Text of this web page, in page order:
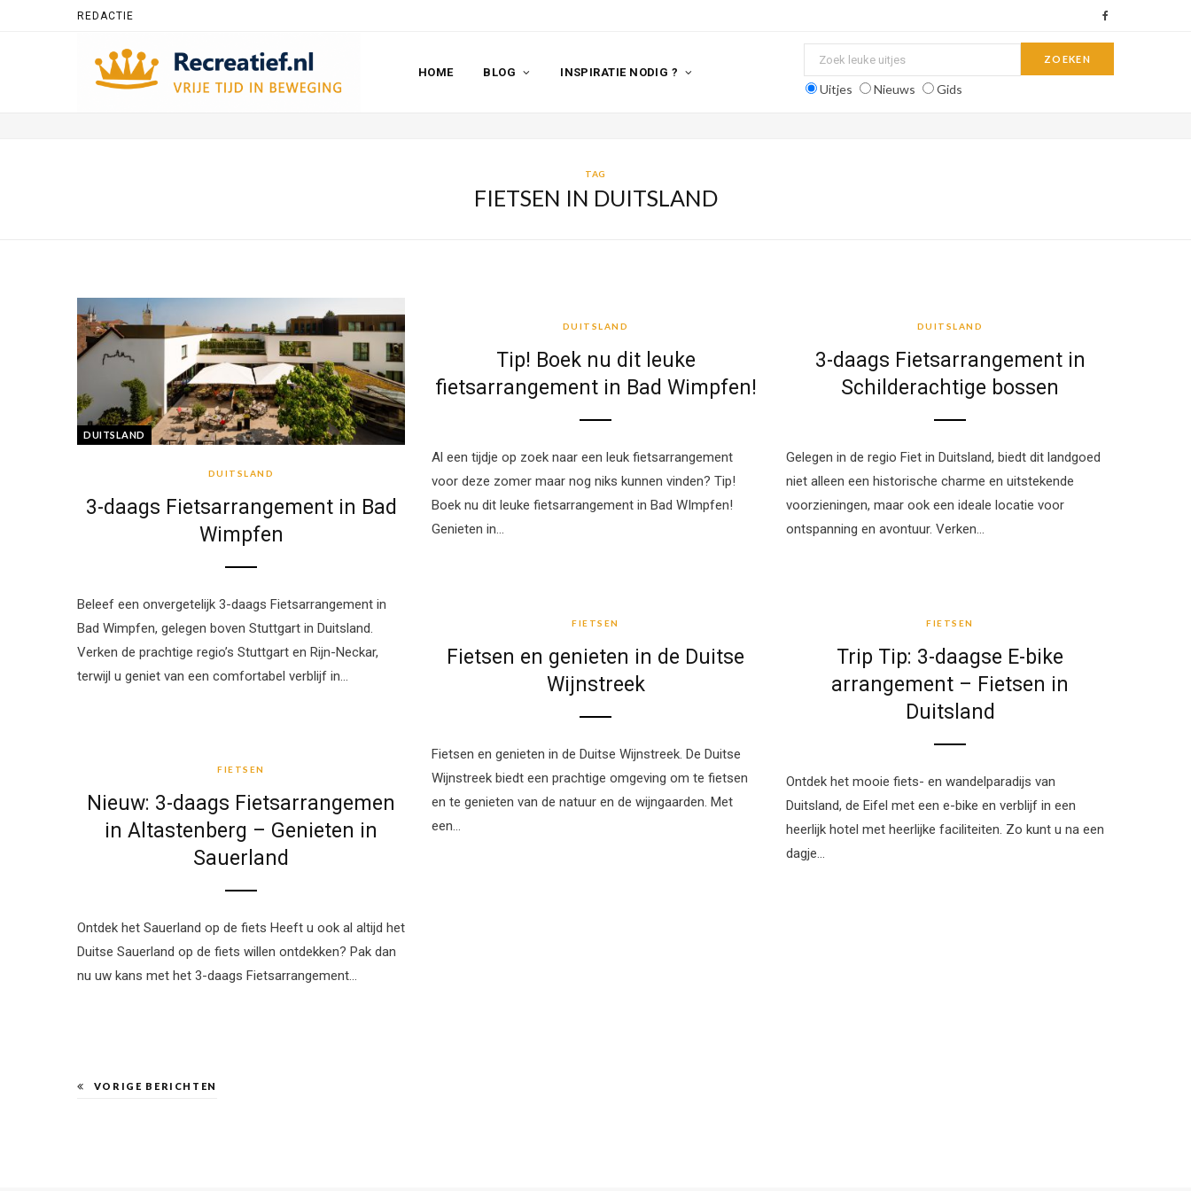
REDACTIE
c
HOME BLOG INSPIRATIE NODIG ?
Uitjes Nieuws Gids
TAG
FIETSEN IN DUITSLAND
DUITSLAND
DUITSLAND
3-daags Fietsarrangement in Bad
Wimpfen
Beleef een onvergetelijk 3-daags Fietsarrangement in
Bad Wimpfen, gelegen boven Stuttgart in Duitsland.
Verken de prachtige regio’s Stuttgart en Rijn-Neckar,
terwijl u geniet van een comfortabel verblijf in…
DUITSLAND
Tip! Boek nu dit leuke
fietsarrangement in Bad Wimpfen!
Al een tijdje op zoek naar een leuk fietsarrangement
voor deze zomer maar nog niks kunnen vinden? Tip!
Boek nu dit leuke fietsarrangement in Bad WImpfen!
Genieten in…
DUITSLAND
3-daags Fietsarrangement in
Schilderachtige bossen
Gelegen in de regio Fiet in Duitsland, biedt dit landgoed
niet alleen een historische charme en uitstekende
voorzieningen, maar ook een ideale locatie voor
ontspanning en avontuur. Verken…
FIETSEN
Fietsen en genieten in de Duitse
Wijnstreek
Fietsen en genieten in de Duitse Wijnstreek. De Duitse
Wijnstreek biedt een prachtige omgeving om te fietsen
en te genieten van de natuur en de wijngaarden. Met
een…
FIETSEN
Trip Tip: 3-daagse E-bike
arrangement – Fietsen in
Duitsland
Ontdek het mooie fiets- en wandelparadijs van
Duitsland, de Eifel met een e-bike en verblijf in een
heerlijk hotel met heerlijke faciliteiten. Zo kunt u na een
dagje…
FIETSEN
Nieuw: 3-daags Fietsarrangemen
in Altastenberg – Genieten in
Sauerland
Ontdek het Sauerland op de fiets Heeft u ook al altijd het
Duitse Sauerland op de fiets willen ontdekken? Pak dan
nu uw kans met het 3-daags Fietsarrangement…
VORIGE BERICHTEN